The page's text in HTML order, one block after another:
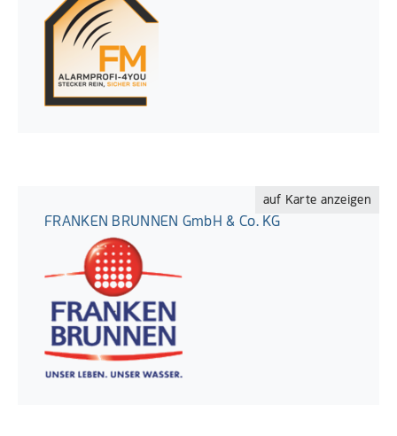
auf Karte anzeigen
FRANKEN BRUNNEN GmbH & Co. KG